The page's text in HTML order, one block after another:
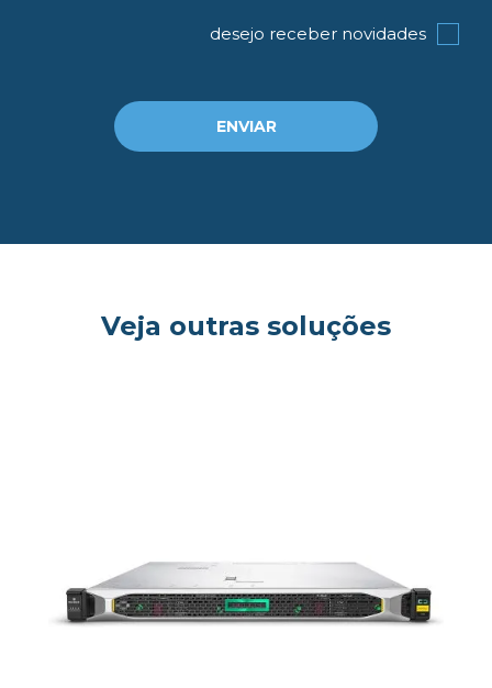
desejo receber novidades
ENVIAR
Veja outras soluções